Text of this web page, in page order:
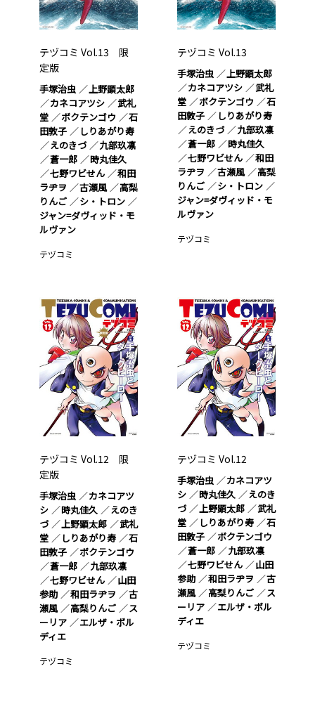
テヅコミ Vol.13 限
定版
手塚治虫
上野顕太郎
カネコアツシ
武礼
堂
ボクテンゴウ
石
田敦子
しりあがり寿
えのきづ
九部玖凛
蒼一郎
時丸佳久
七野ワビせん
和田
ラヂヲ
古瀬風
高梨
りんご
シ・トロン
ジャン=ダヴィッド・モ
ルヴァン
テヅコミ
テヅコミ Vol.13
手塚治虫
上野顕太郎
カネコアツシ
武礼
堂
ボクテンゴウ
石
田敦子
しりあがり寿
えのきづ
九部玖凛
蒼一郎
時丸佳久
七野ワビせん
和田
ラヂヲ
古瀬風
高梨
りんご
シ・トロン
ジャン=ダヴィッド・モ
ルヴァン
テヅコミ
テヅコミ Vol.12 限
定版
手塚治虫
カネコアツ
シ
時丸佳久
えのき
づ
上野顕太郎
武礼
堂
しりあがり寿
石
田敦子
ボクテンゴウ
蒼一郎
九部玖凛
七野ワビせん
山田
参助
和田ラヂヲ
古
瀬風
高梨りんご
ス
ーリア
エルザ・ボル
ディエ
テヅコミ
テヅコミ Vol.12
手塚治虫
カネコアツ
シ
時丸佳久
えのき
づ
上野顕太郎
武礼
堂
しりあがり寿
石
田敦子
ボクテンゴウ
蒼一郎
九部玖凛
七野ワビせん
山田
参助
和田ラヂヲ
古
瀬風
高梨りんご
ス
ーリア
エルザ・ボル
ディエ
テヅコミ